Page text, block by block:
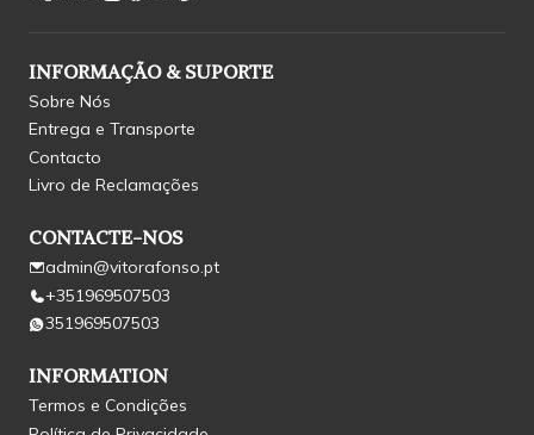
INFORMAÇÃO & SUPORTE
Sobre Nós
Entrega e Transporte
Contacto
Livro de Reclamações
CONTACTE-NOS
admin@vitorafonso.pt
+351969507503
351969507503
INFORMATION
Termos e Condições